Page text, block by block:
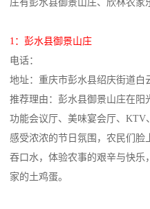
庄有彭水县御景山庄、欣林农家
1：彭水县御景山庄
电话：
地址：重庆市彭水县绍庆街道白
推荐理由：彭水县御景山庄在阳
功能会议厅、美味宴会厅、KTV
感受浓浓的节日氛围，农民们脸
吞口水，体验农事的艰辛与快乐
家的土鸡蛋。